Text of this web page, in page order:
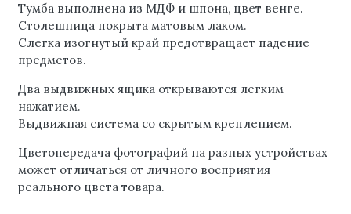
Тумба выполнена из МДФ и шпона, цвет венге.
Столешница покрыта матовым лаком.
Слегка изогнутый край предотвращает падение
предметов.
Два выдвижных ящика открываются легким
нажатием.
Выдвижная система со скрытым креплением.
Цветопередача фотографий на разных устройствах
может отличаться от личного восприятия
реального цвета товара.